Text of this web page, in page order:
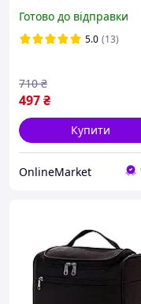
Портативна
жіноча / Органайзер
Готово до відправки
5.0 (13)
497₴
710 ₴
Купити
OnlineMarket